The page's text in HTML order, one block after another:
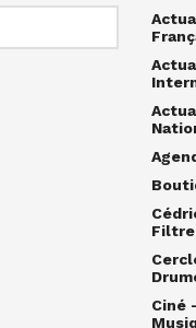
Filtre
Ciné